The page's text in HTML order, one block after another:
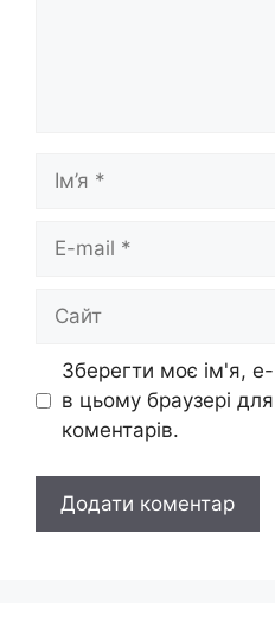
Ім’я
Сайт
Зберегти моє ім'я,
в цьому браузері
коментарів.